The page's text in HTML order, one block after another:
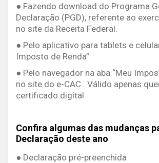
● Fazendo download do Programa
Declaração (PGD), referente ao
no site da Receita Federal.
● Pelo aplicativo para tablets e
Imposto de Renda”
● Pelo navegador na aba “Meu
no site do e-CAC . Válido apenas
certificado digital
Confira algumas das mudanças
Declaração deste ano
● Declaração pré-preenchida